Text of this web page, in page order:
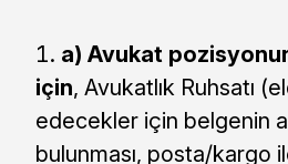
a) Avukat
için, Avukatlık Ruhsatı
edecekler için belgenin
bulunması, posta/kargo